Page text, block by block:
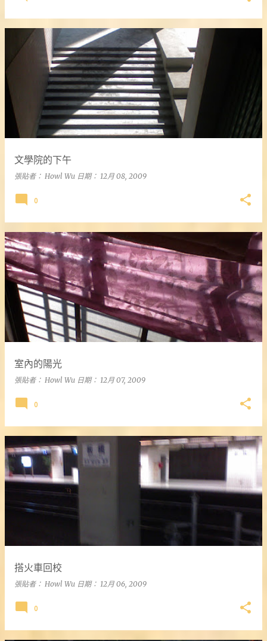
文學院的下午
張貼者： Howl Wu 日期： 12月 08, 2009
0
室內的陽光
張貼者： Howl Wu 日期： 12月 07, 2009
0
搭火車回校
張貼者： Howl Wu 日期： 12月 06, 2009
0